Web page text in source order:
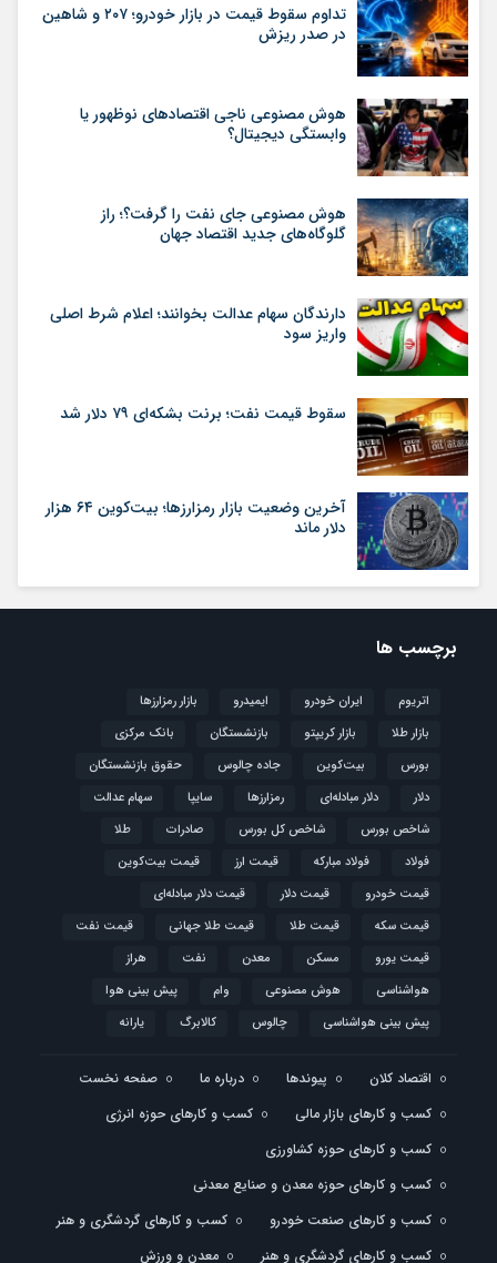
تداوم سقوط قیمت در بازار خودرو؛ ۲۰۷ و شاهین
در صدر ریزش
هوش مصنوعی ناجی اقتصادهای نوظهور یا
وابستگی دیجیتال؟
هوش مصنوعی جای نفت را گرفت؟؛ راز
گلوگاه‌های جدید اقتصاد جهان
دارندگان سهام عدالت بخوانند؛ اعلام شرط اصلی
واریز سود
سقوط قیمت نفت؛ برنت بشکه‌ای ۷۹ دلار شد
آخرین وضعیت بازار رمزارزها؛ بیت‌کوین ۶۴ هزار
دلار ماند
برچسب ها
اتریوم ایران خودرو ایمیدرو
بازار رمزارزها
بازار طلا
بازار کریپتو بازنشستگان
بانک مرکزی
بورس
بیت‌کوین جاده چالوس
حقوق بازنشستگان
دلار
دلار مبادله‌ای رمزارزها سایپا
سهام عدالت
شاخص بورس
شاخص کل بورس صادرات
طلا
فولاد
فولاد مبارکه قیمت ارز
قیمت بیت‌کوین
قیمت خودرو
قیمت دلار
قیمت دلار مبادله‌ای
قیمت سکه
قیمت طلا قیمت طلا جهانی
قیمت نفت
قیمت یورو
مسکن معدن نفت
هراز
هواشناسی
هوش مصنوعی وام
پیش بینی هوا
پیش بینی هواشناسی
چالوس کالابرگ یارانه
اقتصاد کلان پیوندها درباره ما
صفحه نخست
کسب و کارهای بازار مالی
کسب و کارهای حوزه انرژی
کسب و کارهای حوزه کشاورزی
کسب و کارهای حوزه معدن و صنایع معدنی
کسب و کارهای صنعت خودرو
کسب و کارهای گردشگری و هنر
کسب و کارهای گردشگری و هنر
معدن و ورزش